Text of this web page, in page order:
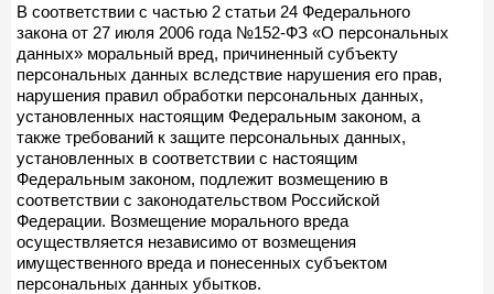
В соответствии с частью 2 статьи 24 Федерального
закона от 27 июля 2006 года №152-ФЗ «О персональных
данных» моральный вред, причиненный субъекту
персональных данных вследствие нарушения его прав,
нарушения правил обработки персональных данных,
установленных настоящим Федеральным законом, а
также требований к защите персональных данных,
установленных в соответствии с настоящим
Федеральным законом, подлежит возмещению в
соответствии с законодательством Российской
Федерации. Возмещение морального вреда
осуществляется независимо от возмещения
имущественного вреда и понесенных субъектом
персональных данных убытков.